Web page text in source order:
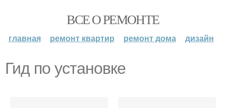
ВСЕ О РЕМОНТЕ
главная ремонт квартир ремонт дома дизайн
Гид по установке